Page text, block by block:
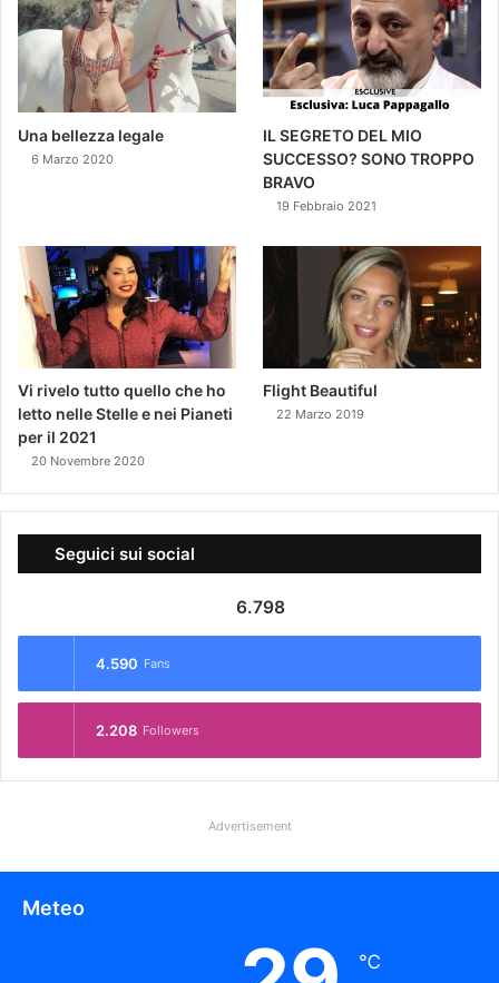
Una bellezza legale
6 Marzo 2020
IL SEGRETO DEL MIO
SUCCESSO? SONO TROPPO
BRAVO
19 Febbraio 2021
Vi rivelo tutto quello che ho
letto nelle Stelle e nei Pianeti
per il 2021
20 Novembre 2020
Flight Beautiful
22 Marzo 2019
Seguici sui social
6.798
4.590 Fans
2.208 Followers
Advertisement
Meteo
℃